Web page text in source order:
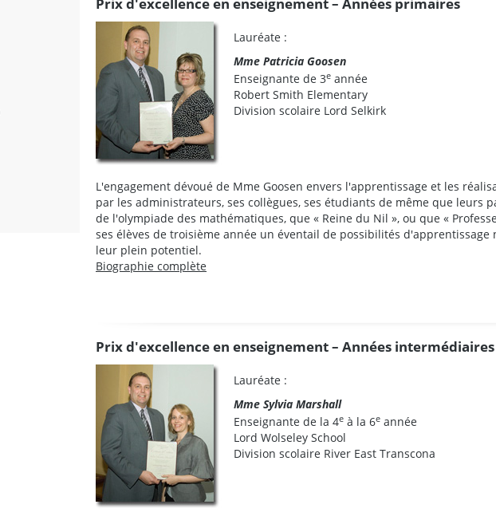
Lauréate :
Mme Patricia Goosen
Enseignante de 3e année
Robert Smith Elementary
Division scolaire Lord Selkirk
L'engagement dévoué de Mme Goosen envers l'apprentissage et les
par les administrateurs, ses collègues, ses étudiants de même que leurs
de l'olympiade des mathématiques, que « Reine du Nil », ou que «
ses élèves de troisième année un éventail de possibilités
leur plein potentiel.
Biographie complète
Prix d'excellence en enseignement – Années intermédiaires
Lauréate :
Mme Sylvia Marshall
Enseignante de la 4e à la 6e année
Lord Wolseley School
Division scolaire River East Transcona